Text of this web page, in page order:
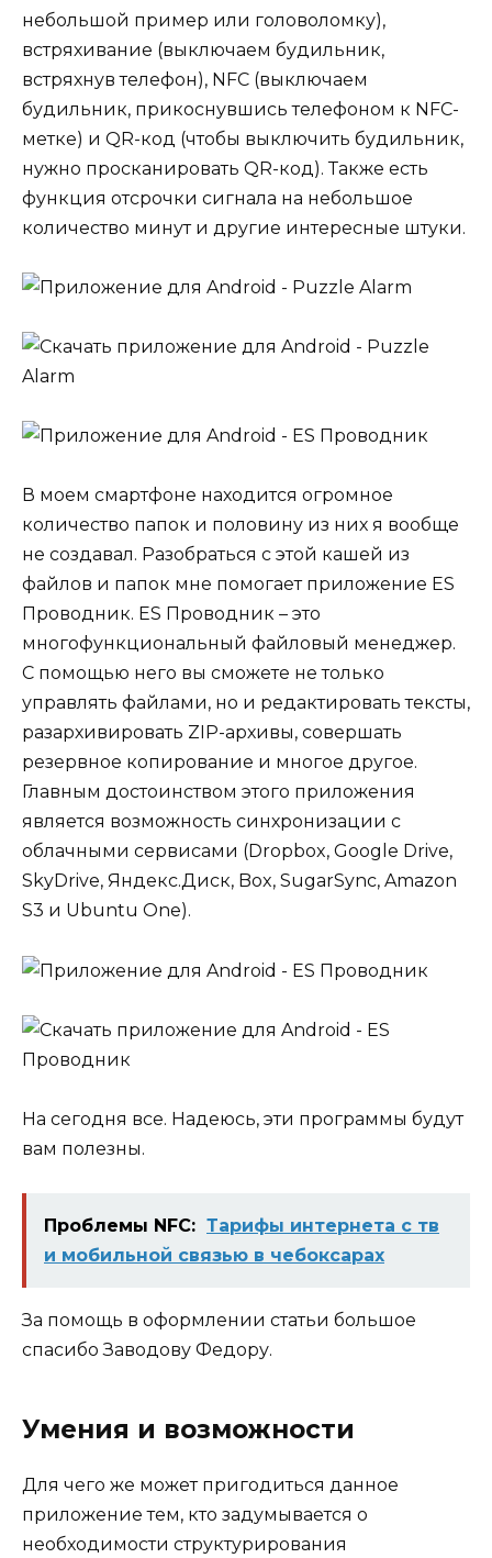
небольшой пример или головоломку),
встряхивание (выключаем будильник,
встряхнув телефон), NFC (выключаем
будильник, прикоснувшись телефоном к NFC-
метке) и QR-код (чтобы выключить будильник,
нужно просканировать QR-код). Также есть
функция отсрочки сигнала на небольшое
количество минут и другие интересные штуки.
В моем смартфоне находится огромное
количество папок и половину из них я вообще
не создавал. Разобраться с этой кашей из
файлов и папок мне помогает приложение ES
Проводник. ES Проводник – это
многофункциональный файловый менеджер.
С помощью него вы сможете не только
управлять файлами, но и редактировать тексты,
разархивировать ZIP-архивы, совершать
резервное копирование и многое другое.
Главным достоинством этого приложения
является возможность синхронизации с
облачными сервисами (Dropbox, Google Drive,
SkyDrive, Яндекс.Диск, Box, SugarSync, Amazon
S3 и Ubuntu One).
На сегодня все. Надеюсь, эти программы будут
вам полезны.
Проблемы NFC: Тарифы интернета с тв
и мобильной связью в чебоксарах
За помощь в оформлении статьи большое
спасибоЗаводову Федору.
Умения и возможности
Для чего же может пригодиться данное
приложение тем, кто задумывается о
необходимости структурирования